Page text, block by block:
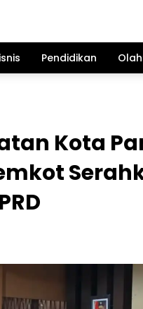
Pendidikan
Kota